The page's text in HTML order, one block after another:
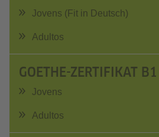
Jovens (Fit in Deutsch)
Adultos
GOETHE-ZERTIFIKAT B1
Jovens
Adultos